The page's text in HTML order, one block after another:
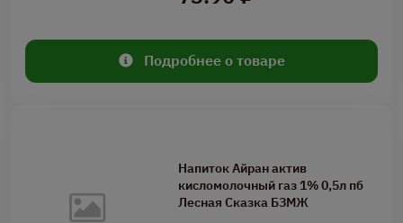
Подробнее о товаре
Напиток Айран актив
кисломолочный газ 1% 0,5л пб
Лесная Сказка БЗМЖ